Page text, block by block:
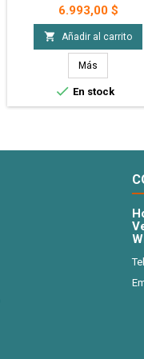
en planchas A3. Ideales
personalizar, regaleria y
Plancha A3 de Iman
Precio
6.993,00 $
 Añadir al carrito
Más
 En stock